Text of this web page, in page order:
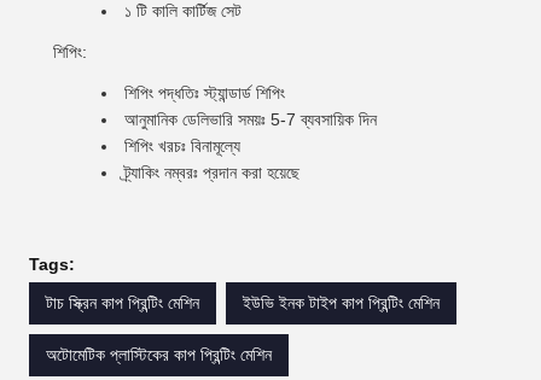
১ টি কালি কার্টিজ সেট
শিপিং:
শিপিং পদ্ধতিঃ স্ট্যান্ডার্ড শিপিং
আনুমানিক ডেলিভারি সময়ঃ 5-7 ব্যবসায়িক দিন
শিপিং খরচঃ বিনামূল্যে
ট্র্যাকিং নম্বরঃ প্রদান করা হয়েছে
Tags:
টাচ স্ক্রিন কাপ প্রিন্টিং মেশিন
ইউভি ইনক টাইপ কাপ প্রিন্টিং মেশিন
অটোমেটিক প্লাস্টিকের কাপ প্রিন্টিং মেশিন